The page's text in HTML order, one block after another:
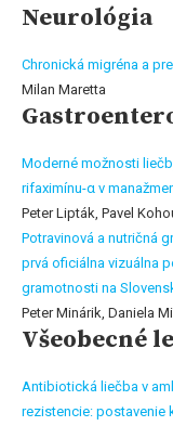
Neurológia
Chronická migréna a
Milan Maretta
Moderné možnosti
rifaximínu-α v
Peter Lipták, Pavel
Potravinová a nutričná
prvá oficiálna vizuálna
gramotnosti na
Peter Minárik, Daniela
Všeobecné
Antibiotická liečba v
rezistencie: postavenie